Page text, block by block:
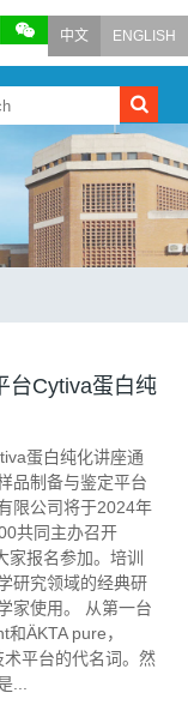
中文 ENGLISH
台Cytiva蛋白纯
蛋白纯化讲座通
品制备与鉴定平台
限公司将于2024年
共同主办召开
家报名参加。培训
研究领域的经典研
家使用。 从第一台
ÄKTA pure，
平台的代名词。然
...